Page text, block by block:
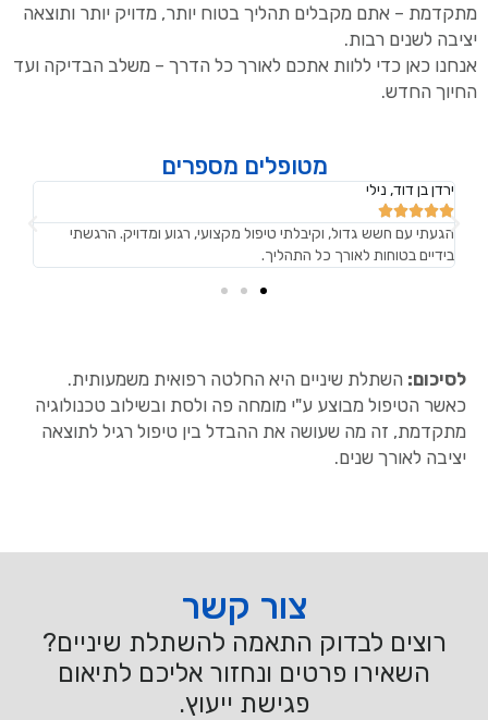
מתקדמת – אתם מקבלים תהליך בטוח יותר, מדויק יותר ותוצאה
יציבה לשנים רבות.
אנחנו כאן כדי ללוות אתכם לאורך כל הדרך – משלב הבדיקה ועד
החיוך החדש.
מטופלים מספרים
ירדן בן דוד, נילי





הגעתי עם חשש גדול, וקיבלתי טיפול מקצועי, רגוע ומדויק. הרגשתי
בידיים בטוחות לאורך כל התהליך.
לסיכום: השתלת שיניים היא החלטה רפואית משמעותית.
כאשר הטיפול מבוצע ע"י מומחה פה ולסת ובשילוב טכנולוגיה
מתקדמת, זה מה שעושה את ההבדל בין טיפול רגיל לתוצאה
יציבה לאורך שנים.
צור קשר
רוצים לבדוק התאמה להשתלת שיניים?
השאירו פרטים ונחזור אליכם לתיאום
פגישת ייעוץ.